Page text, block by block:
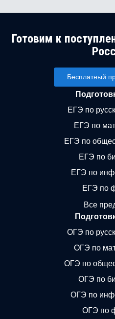
Готовим к
Бесплатный
ЕГЭ по
ЕГЭ по
ЕГЭ по
ЕГЭ по
ЕГЭ по
ЕГЭ по
Все
ОГЭ по
ОГЭ по
ОГЭ по
ОГЭ по
ОГЭ по
ОГЭ по